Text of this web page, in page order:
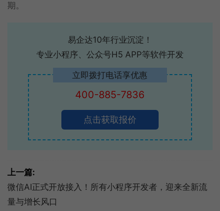
期。
易企达10年行业沉淀！
专业小程序、公众号H5 APP等软件开发
立即拨打电话享优惠
400-885-7836
点击获取报价
上一篇:
微信AI正式开放接入！所有小程序开发者，迎来全新流
量与增长风口